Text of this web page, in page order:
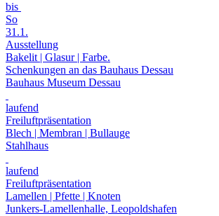
bis
So
31.1.
Ausstellung
Bakelit | Glasur | Farbe.
Schenkungen an das Bauhaus Dessau
Bauhaus Museum Dessau
laufend
Freiluftpräsentation
Blech | Membran | Bullauge
Stahlhaus
laufend
Freiluftpräsentation
Lamellen | Pfette | Knoten
Junkers-Lamellenhalle, Leopoldshafen